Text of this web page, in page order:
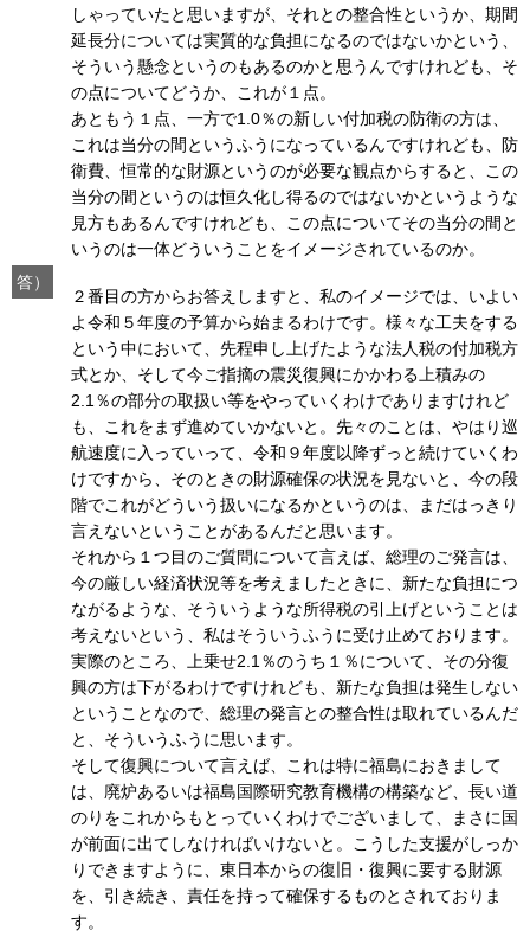
しゃっていたと思いますが、それとの整合性というか、期間
延長分については実質的な負担になるのではないかという、
そういう懸念というのもあるのかと思うんですけれども、そ
の点についてどうか、これが１点。
あともう１点、一方で1.0％の新しい付加税の防衛の方は、
これは当分の間というふうになっているんですけれども、防
衛費、恒常的な財源というのが必要な観点からすると、この
当分の間というのは恒久化し得るのではないかというような
見方もあるんですけれども、この点についてその当分の間と
いうのは一体どういうことをイメージされているのか。
答）
２番目の方からお答えしますと、私のイメージでは、いよい
よ令和５年度の予算から始まるわけです。様々な工夫をする
という中において、先程申し上げたような法人税の付加税方
式とか、そして今ご指摘の震災復興にかかわる上積みの
2.1％の部分の取扱い等をやっていくわけでありますけれど
も、これをまず進めていかないと。先々のことは、やはり巡
航速度に入っていって、令和９年度以降ずっと続けていくわ
けですから、そのときの財源確保の状況を見ないと、今の段
階でこれがどういう扱いになるかというのは、まだはっきり
言えないということがあるんだと思います。
それから１つ目のご質問について言えば、総理のご発言は、
今の厳しい経済状況等を考えましたときに、新たな負担につ
ながるような、そういうような所得税の引上げということは
考えないという、私はそういうふうに受け止めております。
実際のところ、上乗せ2.1％のうち１％について、その分復
興の方は下がるわけですけれども、新たな負担は発生しない
ということなので、総理の発言との整合性は取れているんだ
と、そういうふうに思います。
そして復興について言えば、これは特に福島におきまして
は、廃炉あるいは福島国際研究教育機構の構築など、長い道
のりをこれからもとっていくわけでございまして、まさに国
が前面に出てしなければいけないと。こうした支援がしっか
りできますように、東日本からの復旧・復興に要する財源
を、引き続き、責任を持って確保するものとされておりま
す。